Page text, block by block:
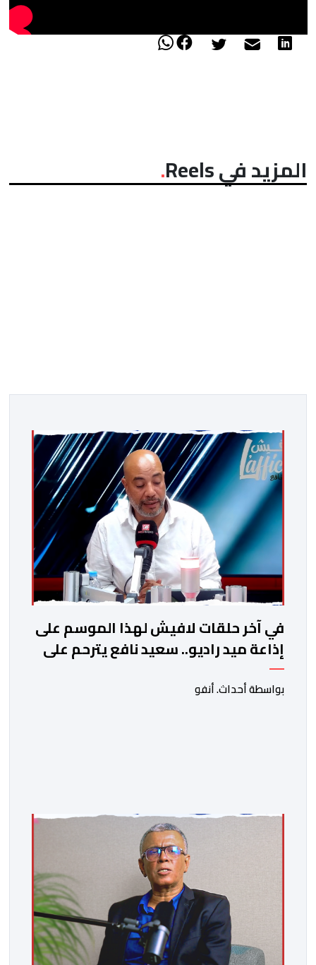
المزيد في Reels
في آخر حلقات لافيش لهذا الموسم على
إذاعة ميد راديو.. سعيد نافع يترحم على
الفقيد الكاتب والصحفي جمال زايد
بواسطة أحداث. أنفو